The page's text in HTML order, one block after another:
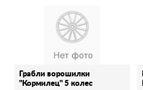
Грабли ворошилки
"Кормилец" 5 колес